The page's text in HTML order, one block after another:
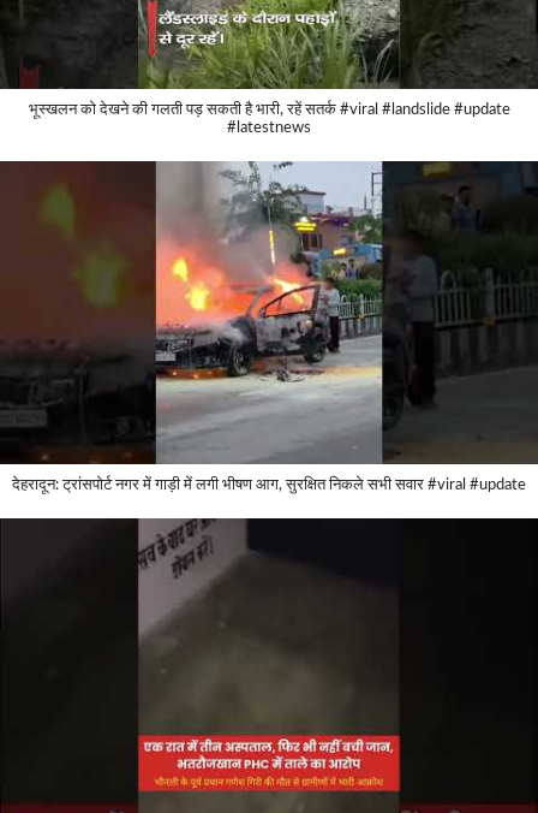
भूस्खलन को देखने की गलती पड़ सकती है भारी, रहें सतर्क #viral #landslide #update
#latestnews
देहरादून: ट्रांसपोर्ट नगर में गाड़ी में लगी भीषण आग, सुरक्षित निकले सभी सवार #viral #update